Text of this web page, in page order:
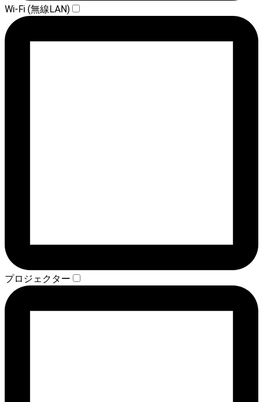
Wi-Fi (無線LAN)
プロジェクター